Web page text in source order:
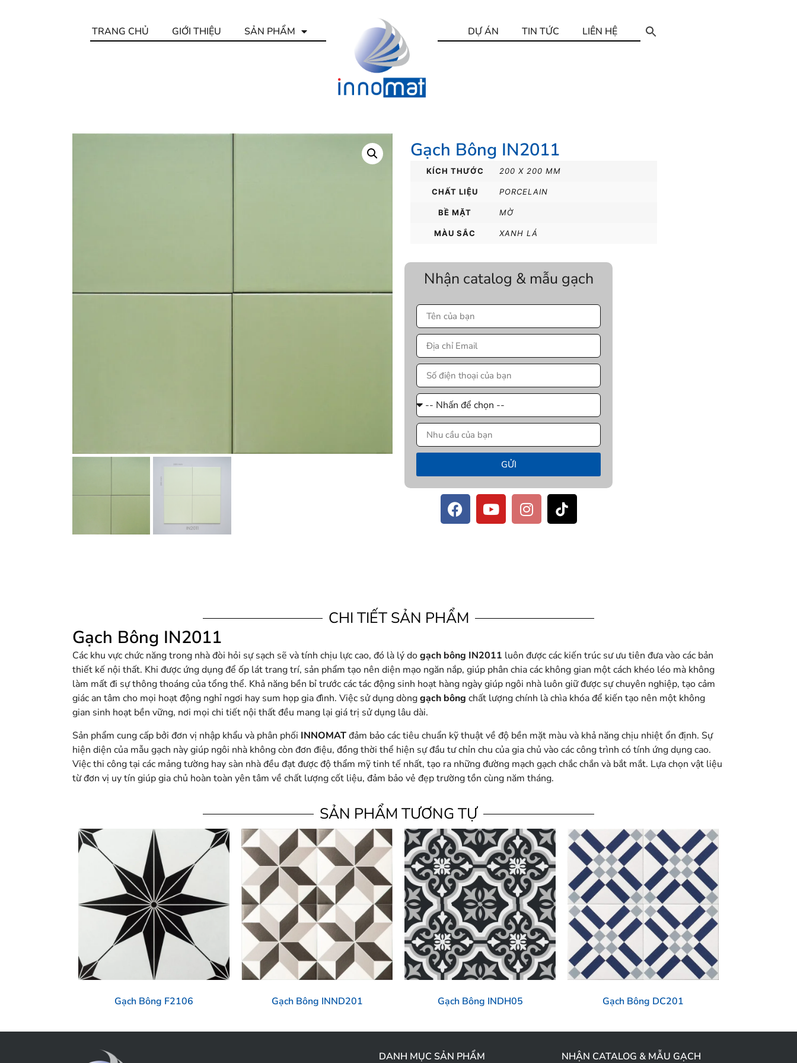
TRANG CHỦ GIỚI THIỆU SẢN PHẨM DỰ ÁN TIN TỨC LIÊN HỆ
Gạch Bông IN2011
KÍCH THƯỚC 200 X 200 MM
CHẤT LIỆU PORCELAIN
BỀ MẶT MỜ
MÀU SẮC XANH LÁ
Nhận catalog & mẫu gạch
GỬI
CHI TIẾT SẢN PHẨM
Gạch Bông IN2011
Các khu vực chức năng trong nhà đòi hỏi sự sạch sẽ và tính chịu lực cao, đó là lý dogạch bông IN2011 luôn được các kiến trúc sư ưu tiên đưa vào các bản
thiết kế nội thất. Khi được ứng dụng để ốp lát trang trí, sản phẩm tạo nên diện mạo ngăn nắp, giúp phân chia các không gian một cách khéo léo mà không
làm mất đi sự thông thoáng của tổng thể. Khả năng bền bỉ trước các tác động sinh hoạt hàng ngày giúp ngôi nhà luôn giữ được sự chuyên nghiệp, tạo cảm
giác an tâm cho mọi hoạt động nghỉ ngơi hay sum họp gia đình. Việc sử dụng dònggạch bông chất lượng chính là chìa khóa để kiến tạo nên một không
gian sinh hoạt bền vững, nơi mọi chi tiết nội thất đều mang lại giá trị sử dụng lâu dài.
Sản phẩm cung cấp bởi đơn vị nhập khẩu và phân phối INNOMATđảm bảo các tiêu chuẩn kỹ thuật về độ bền mặt màu và khả năng chịu nhiệt ổn định. Sự
hiện diện của mẫu gạch này giúp ngôi nhà không còn đơn điệu, đồng thời thể hiện sự đầu tư chỉn chu của gia chủ vào các công trình có tính ứng dụng cao.
Việc thi công tại các mảng tường hay sàn nhà đều đạt được độ thẩm mỹ tinh tế nhất, tạo ra những đường mạch gạch chắc chắn và bắt mắt. Lựa chọn vật liệu
từ đơn vị uy tín giúp gia chủ hoàn toàn yên tâm về chất lượng cốt liệu, đảm bảo vẻ đẹp trường tồn cùng năm tháng.
SẢN PHẨM TƯƠNG TỰ
Gạch Bông F2106 Gạch Bông INND201 Gạch Bông INDH05 Gạch Bông DC201
DANH MỤC SẢN PHẨM NHẬN CATALOG & MẪU GẠCH